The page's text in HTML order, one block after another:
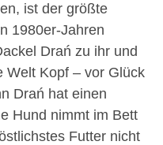
ist der größte
1980er-Jahren
Drań zu ihr und
Welt Kopf – vor Glück
Drań hat einen
Hund nimmt im Bett
Futter nicht